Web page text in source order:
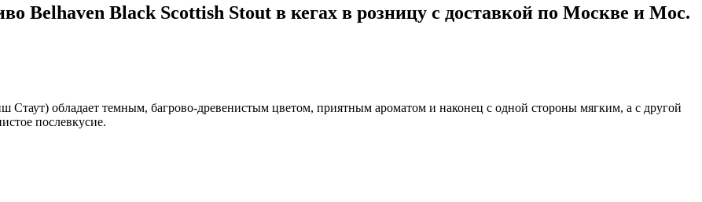
Belhaven Black Scottish Stout в кегах в розницу с доставкой по Москве и Мос.
Стаут) обладает темным, багрово-древенистым цветом, приятным ароматом и наконец с одной стороны мягким, а с другой
послевкусие.